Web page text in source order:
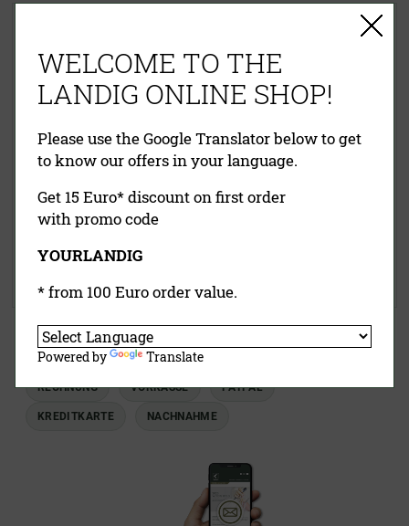
Doppelseitiger Hand-
Messerschärfer
7,95 € 19,95 €
EINFACHE ZAHLUNG
RECHNUNG VORKASSE PAYPAL
KREDITKARTE NACHNAHME
WELCOME TO THE
LANDIG ONLINE SHOP!
Please use the Google Translator below to get
to know our offers in your language.
Get 15 Euro* discount on first order
with promo code
YOURLANDIG
* from 100 Euro order value.
Powered by Translate